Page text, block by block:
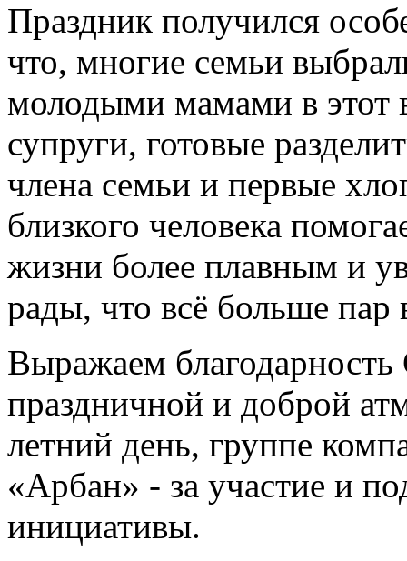
Праздник получился
что, многие семьи
молодыми мамами в
супруги, готовые
члена семьи и первые
близкого человека
жизни более плавным и
рады, что всё больше пар
Выражаем благодарность
праздничной и доброй
летний день, группе
«Арбан» - за участие и
инициативы.